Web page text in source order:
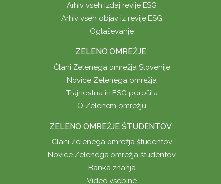
Arhiv vseh izdaj revije ESG
Arhiv vseh objav iz revije ESG
Oglaševanje
ZELENO OMREŽJE
Člani Zelenega omrežja Slovenije
Novice Zelenega omrežja
Trajnostna in ESG poročila
O Zelenem omrežju
ZELENO OMREŽJE ŠTUDENTOV
Člani Zelenega omrežja študentov
Novice Zelenega omrežja študentov
Banka znanja
Video vsebine